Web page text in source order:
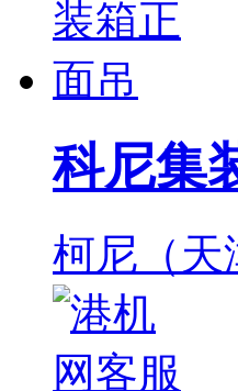
科尼集
柯尼（天